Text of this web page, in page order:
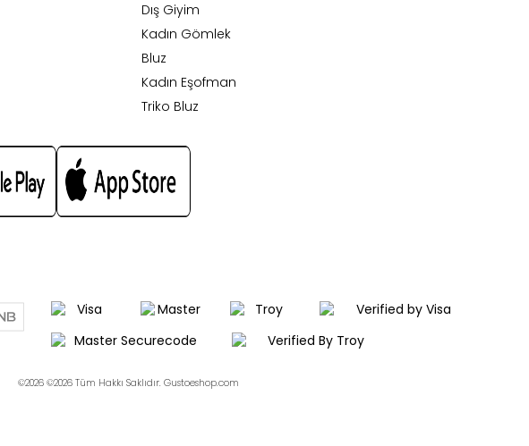
Dış Giyim
Kadın Gömlek
Bluz
Kadın Eşofman
Triko Bluz
©2026 ©2026 Tüm Hakkı Saklıdır. Gustoeshop.com